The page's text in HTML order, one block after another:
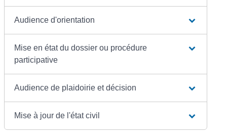
Audience d'orientation
Mise en état du dossier ou procédure
participative
Audience de plaidoirie et décision
Mise à jour de l'état civil